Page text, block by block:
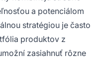
a potenciálom
stratégiou je často
produktov z
zasiahnuť rôzne